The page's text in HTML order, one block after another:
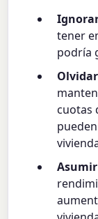
tener
podría
cuotas